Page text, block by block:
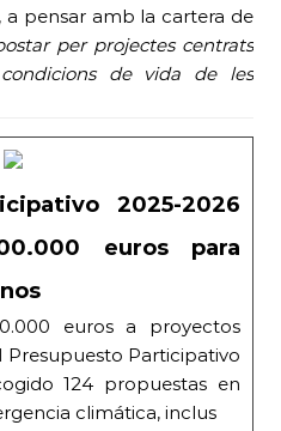
a pensar amb la cartera de
per projectes centrats
de vida de les
2025-2026
euros para
euros a proyectos
Participativo
124 propuestas en
climática, inclus